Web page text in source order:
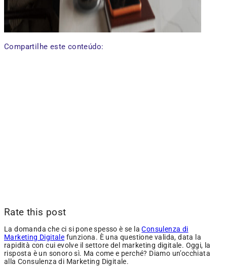
Compartilhe este conteúdo:
Rate this post
La domanda che ci si pone spesso è se laConsulenza di
Marketing Digitale funziona. È una questione valida, data la
rapidità con cui evolve il settore del marketing digitale. Oggi, la
risposta è un sonoro sì. Ma come e perché? Diamo un’occhiata
alla Consulenza di Marketing Digitale.